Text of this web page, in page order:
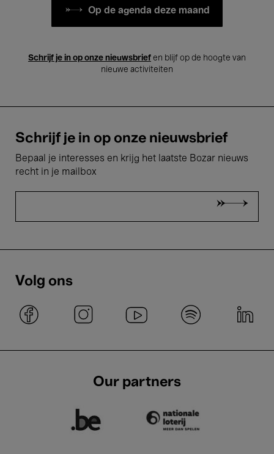
Op de agenda deze maand
Schrijf je in op onze nieuwsbrief en blijf op de hoogte van
nieuwe activiteiten
Schrijf je in op onze nieuwsbrief
Bepaal je interesses en krijg het laatste Bozar nieuws
recht in je mailbox
Volg ons
Our partners